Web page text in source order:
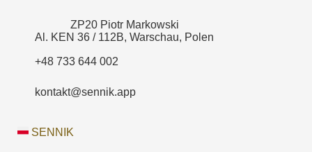
ZP20 Piotr Markowski
Al. KEN 36 / 112B, Warschau, Polen
+48 733 644 002
kontakt@sennik.app
SENNIK